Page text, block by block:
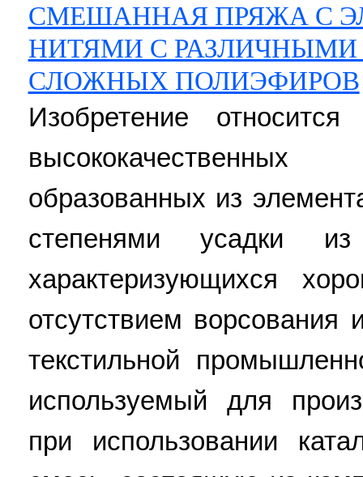
СМЕШАННАЯ ПРЯЖА С
НИТЯМИ С
СЛОЖНЫХ ПОЛИЭФИРОВ
Изобретение
образованных из
степенями усадки
характеризующихся
отсутствием
текстильной
используемый для
при использовании